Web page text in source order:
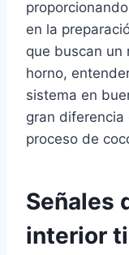
en la
que buscan un
horno,
sistema en
gran
proceso de
Señales
interior